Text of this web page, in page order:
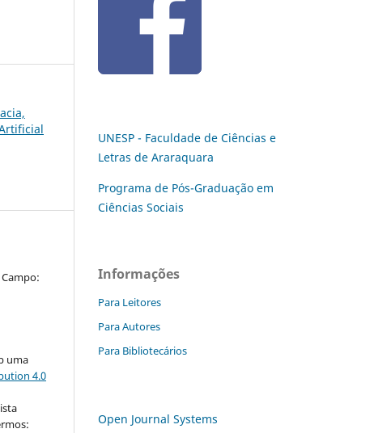
uma
4.0
UNESP - Faculdade de Ciências e
Letras de Araraquara
Programa de Pós-Graduação em
Ciências Sociais
Informações
Para Leitores
Para Autores
Para Bibliotecários
Open Journal Systems